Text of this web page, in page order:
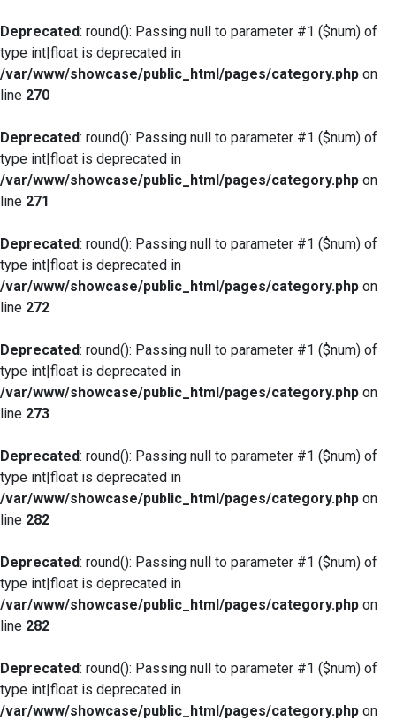
Deprecated: round(): Passing null to parameter #1 ($num) of
type int|float is deprecated in
/var/www/showcase/public_html/pages/category.php on
line 270
Deprecated: round(): Passing null to parameter #1 ($num) of
type int|float is deprecated in
/var/www/showcase/public_html/pages/category.php on
line 271
Deprecated: round(): Passing null to parameter #1 ($num) of
type int|float is deprecated in
/var/www/showcase/public_html/pages/category.php on
line 272
Deprecated: round(): Passing null to parameter #1 ($num) of
type int|float is deprecated in
/var/www/showcase/public_html/pages/category.php on
line 273
Deprecated: round(): Passing null to parameter #1 ($num) of
type int|float is deprecated in
/var/www/showcase/public_html/pages/category.php on
line 282
Deprecated: round(): Passing null to parameter #1 ($num) of
type int|float is deprecated in
/var/www/showcase/public_html/pages/category.php on
line 282
Deprecated: round(): Passing null to parameter #1 ($num) of
type int|float is deprecated in
/var/www/showcase/public_html/pages/category.php on